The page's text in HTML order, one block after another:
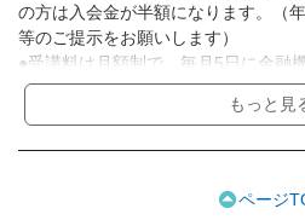
の方は入会金が半額になります。（
等のご提示をお願いします）
●受講料は月額制で、毎月5日に金融
ります。
※講座によってはお支払い方法が異
ております。また一部の講座では別
もっと見
ページ